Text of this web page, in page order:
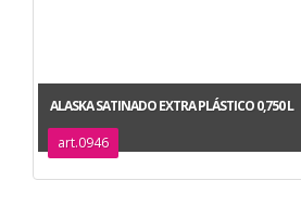
ALASKA SATINADO EXTRA PLÁSTICO 0,750 L
art.0946